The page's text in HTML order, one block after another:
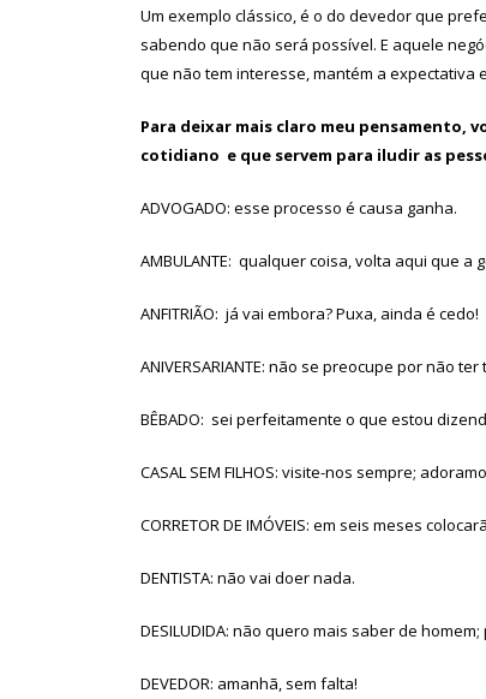
Um exemplo clássico, é o do devedor que
sabendo que não será possível. E aquele
que não tem interesse, mantém a expectativa
Para deixar mais claro meu pensamento,
cotidiano e que servem para iludir as
ADVOGADO: esse processo é causa ganha.
AMBULANTE: qualquer coisa, volta aqui que a
ANFITRIÃO: já vai embora? Puxa, ainda é cedo!
ANIVERSARIANTE: não se preocupe por não
BÊBADO: sei perfeitamente o que estou
CASAL SEM FILHOS: visite-nos sempre;
CORRETOR DE IMÓVEIS: em seis meses
DENTISTA: não vai doer nada.
DESILUDIDA: não quero mais saber de homem;
DEVEDOR: amanhã, sem falta!